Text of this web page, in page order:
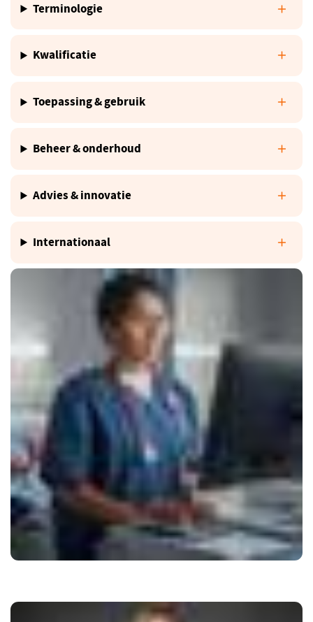
Terminologie
Kwalificatie
Toepassing & gebruik
Beheer & onderhoud
Advies & innovatie
Internationaal